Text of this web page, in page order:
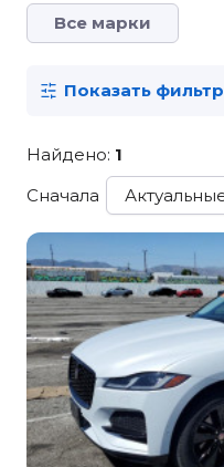
Все марки
Показать фильтр
Найдено: 1
Сначала